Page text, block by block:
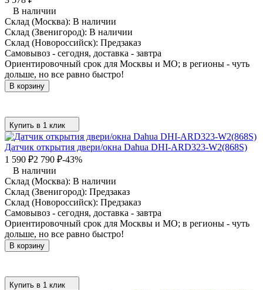
В наличии
Склад (Москва): В наличии
Склад (Звенигород): В наличии
Склад (Новороссийск): Предзаказ
Самовывоз - сегодня, доставка - завтра
Ориентировочный срок для Москвы и МО; в регионы - чуть
дольше, но все равно быстро!
В корзину
Купить в 1 клик
Датчик открытия двери/окна Dahua DHI-ARD323-W2(868S)
1 590 ₽2 790 ₽-43%
В наличии
Склад (Москва): В наличии
Склад (Звенигород): Предзаказ
Склад (Новороссийск): Предзаказ
Самовывоз - сегодня, доставка - завтра
Ориентировочный срок для Москвы и МО; в регионы - чуть
дольше, но все равно быстро!
В корзину
Купить в 1 клик